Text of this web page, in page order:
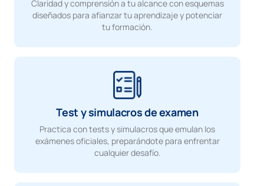
Claridad y comprensión a tu alcance con esquemas
diseñados para afianzar tu aprendizaje y potenciar
tu formación.
Test y simulacros de examen
Practica con tests y simulacros que emulan los
exámenes oficiales, preparándote para enfrentar
cualquier desafío.